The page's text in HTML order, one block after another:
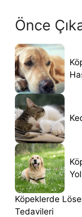
Önce
Köpeklerde
Tedavileri